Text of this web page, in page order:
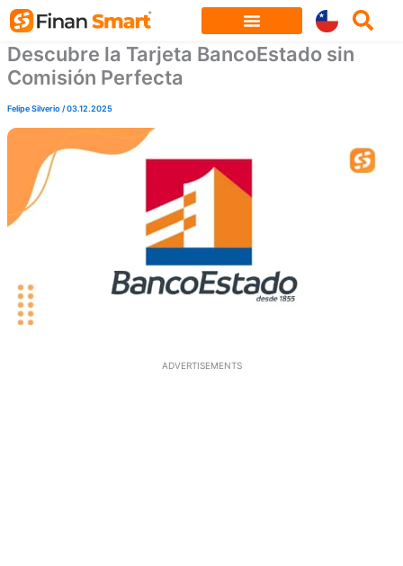
Skip
content
Descubre la Tarjeta BancoEstado sin
Comisión Perfecta
Felipe Silverio/03.12.2025
ADVERTISEMENTS